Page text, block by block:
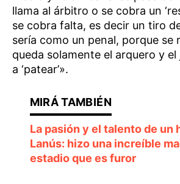
llama al árbitro o se cobra un
se cobra falta, es decir un tiro
sería como un penal, porque se
queda solamente el arquero y
a ‘patear’».
La pasión y el talento de un
Lanús: hizo una increíble
estadio que es furor